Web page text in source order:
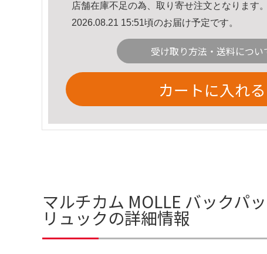
店舗在庫不足の為、取り寄せ注文となります。
2026.08.21 15:51頃のお届け予定です。
受け取り方法・送料につい
カートに入れる
マルチカム MOLLE バックパ
リュックの詳細情報